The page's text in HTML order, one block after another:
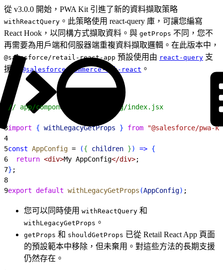
從 v3.0.0 開始，PWA Kit 引進了新的資料擷取策略
withReactQuery 。此策略使用 react-query 庫，可讓您編寫
React Hook，以同構方式擷取資料。與 getProps 不同，您不
再需要為用戶端和伺服器端重複資料擷取邏輯。在此版本中，
@salesforce/retail-react-app 預設使用由 react-query 支
援的
@salesforce/commerce-sdk-react 。
// app/components/_app-config/index.jsx
3import { withLegacyGetProps } from "@salesforce/
4
5const AppConfig = ({ children }) => {
6
  return
<div>My AppConfig</div>;
7} ;
8
9export default withLegacyGetProps (AppConfig) ;
您可以同時使用 withReactQuery 和
withLegacyGetProps 。
getProps 和 shouldGetProps 已從 Retail React App 頁面
的預設範本中移除，但未棄用。對這些方法的長期支援
仍然存在。